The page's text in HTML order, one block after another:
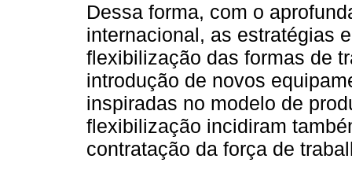
Dessa forma, com o
internacional, as estratégias
flexibilização das formas de
introdução de novos
inspiradas no modelo de
flexibilização incidiram
contratação da força de